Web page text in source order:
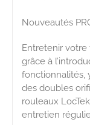
Nouveautés
Entretenir votre
grâce à
fonctionnalités,
des doubles
rouleaux
entretien